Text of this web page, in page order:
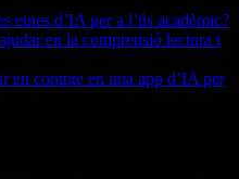
eines d’IA per a l’ús acadèmic?
en la comprensió lectora i
en compte en una app d’IA per